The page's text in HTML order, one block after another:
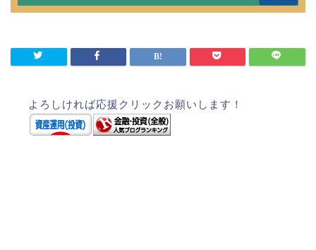
よろしければ応援クリックお願いします！